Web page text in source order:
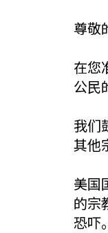
尊敬
在您
公民
我们
其他
美国
的宗
恐吓。